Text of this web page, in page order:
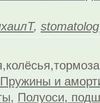
, stomatolog
Пружины и
, Полуоси,